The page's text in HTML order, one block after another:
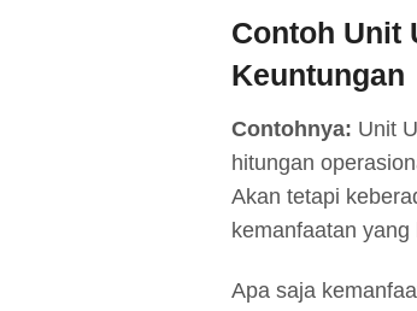
Contoh Unit
Keuntungan
Contohnya: Unit
hitungan
Akan tetapi
kemanfaatan yang
Apa saja